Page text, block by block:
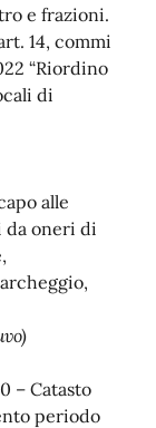
e frazioni.
14, commi
“Riordino
di
alle
da oneri di
– Catasto
periodo